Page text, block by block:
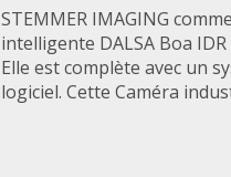
STEMMER IMAGING
intelligente DALSA Boa
Elle est complète avec un
logiciel. Cette Caméra